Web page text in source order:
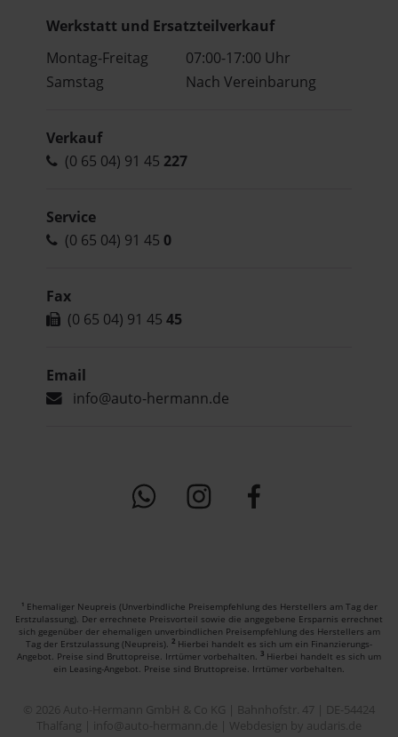
Werkstatt und Ersatzteilverkauf
Montag-Freitag
07:00-17:00 Uhr
Samstag
Nach Vereinbarung
Verkauf
(0 65 04) 91 45 227
Service
(0 65 04) 91 45 0
Fax
(0 65 04) 91 4545
Email
info@auto-hermann.de
1Ehemaliger Neupreis (Unverbindliche Preisempfehlung des Herstellers am Tag der
Erstzulassung). Der errechnete Preisvorteil sowie die angegebene Ersparnis errechnet
sich gegenüber der ehemaligen unverbindlichen Preisempfehlung des Herstellers am
Tag der Erstzulassung (Neupreis).
2 Hierbei handelt es sich um ein Finanzierungs-
Angebot. Preise sind Bruttopreise. Irrtümer vorbehalten.
3 Hierbei handelt es sich um
ein Leasing-Angebot. Preise sind Bruttopreise. Irrtümer vorbehalten.
© 2026 Auto-Hermann GmbH & Co KG | Bahnhofstr. 47 | DE-54424
Thalfang | info@auto-hermann.de | Webdesign by audaris.de